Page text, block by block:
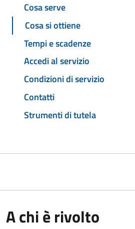
Cosa serve
Cosa si ottiene
Tempi e scadenze
Accedi al servizio
Condizioni di servizio
Contatti
Strumenti di tutela
A chi è rivolto